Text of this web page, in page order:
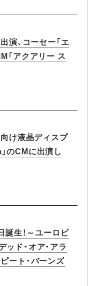
、コーセー「エ
「アクアリー ス
け液晶ディスプ
のCMに出演し
生！～ユーロビ
ド・オア・アラ
ート・バーンズ